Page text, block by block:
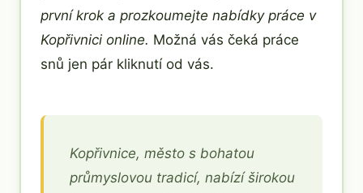
první krok a prozkoumejte nabídky práce v
Kopřivnici online. Možná vás čeká práce
snů jen pár kliknutí od vás.
Kopřivnice, město s bohatou
průmyslovou tradicí, nabízí širokou